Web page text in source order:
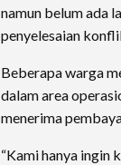
namun belum ada
penyelesaian
Beberapa warga
dalam area
menerima
“Kami hanya ingin